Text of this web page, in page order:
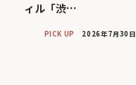
ィル「渋…
PICK UP 2026年7月30日